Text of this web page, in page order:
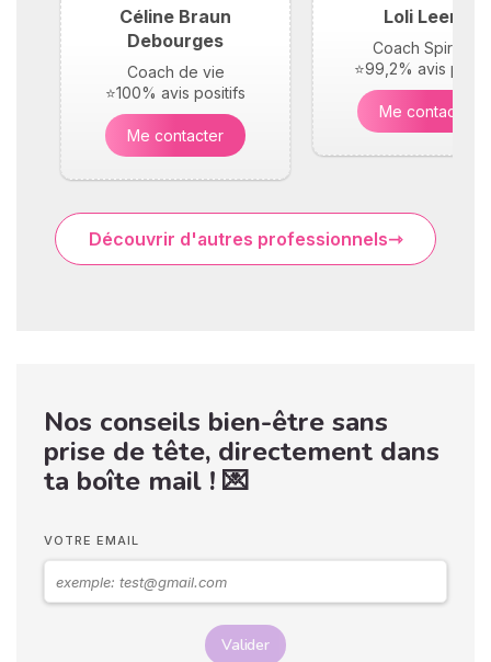
Céline Braun
Debourges
Coach de vie
⭐100% avis positifs
Me contacter
Loli Leene
Coach Spirituel
⭐99,2% avis
Me contacter
Découvrir d'autres professionnels
Nos conseils bien-être sans
prise de tête, directement dans
ta boîte mail ! 💌
VOTRE EMAIL
Valider